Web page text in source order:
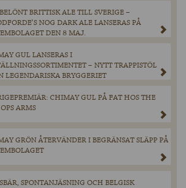
BRITTISK ALE TILL SVERIGE –
NOG DARK ALE LANSERAS PÅ
DEN 8 MAJ.
GUL LANSERAS I
– NYTT TRAPPISTÖL
LEGENDARISKA BRYGGERIET
CHIMAY GUL PÅ FAT HOS THE
ARMS
GRÖN ÅTERVÄNDER I BEGRÄNSAT SLÄPP PÅ
SPONTANJÄSNING OCH BELGISK